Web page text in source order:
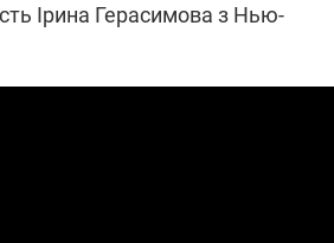
Ірина Герасимова з Нью-